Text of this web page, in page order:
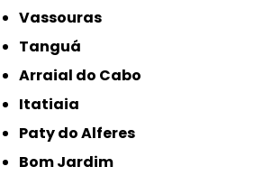
Vassouras
Tanguá
Arraial do Cabo
Itatiaia
Paty do Alferes
Bom Jardim